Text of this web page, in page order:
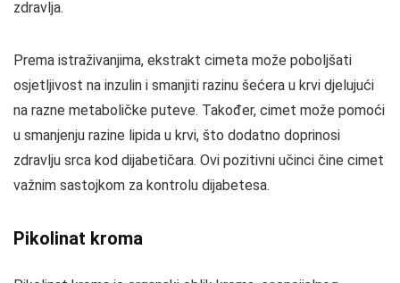
zdravlja.
Prema istraživanjima, ekstrakt cimeta može poboljšati
osjetljivost na inzulin i smanjiti razinu šećera u krvi djelujući
na razne metaboličke puteve. Također, cimet može pomoći
u smanjenju razine lipida u krvi, što dodatno doprinosi
zdravlju srca kod dijabetičara. Ovi pozitivni učinci čine cimet
važnim sastojkom za kontrolu dijabetesa.
Pikolinat kroma